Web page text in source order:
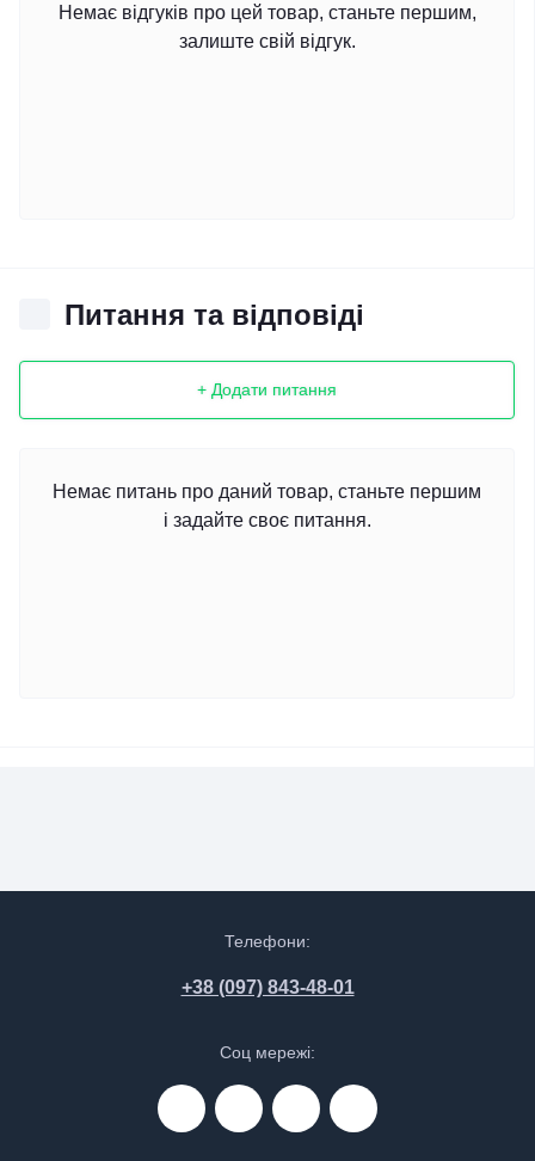
Немає відгуків про цей товар, станьте першим,
залиште свій відгук.
Питання та відповіді
+ Додати питання
Немає питань про даний товар, станьте першим
і задайте своє питання.
Телефони:
+38 (097) 843-48-01
Соц мережі: